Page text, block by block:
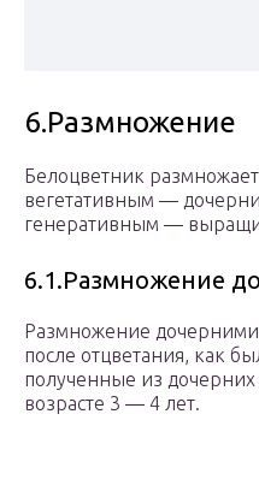
6.Размножение
Белоцветник
вегетативным —
генеративным —
6.1.Размножение
Размножение
после отцветания, как
полученные из дочерних
возрасте 3 — 4 лет.